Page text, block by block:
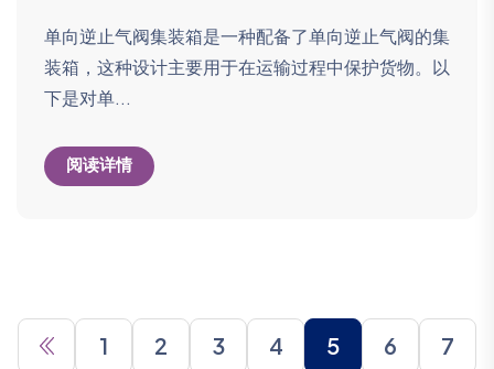
单向逆止气阀集装箱是一种配备了单向逆止气阀的集
装箱，这种设计主要用于在运输过程中保护货物。以
下是对单...
阅读详情
1 2 3 4 5 6
7